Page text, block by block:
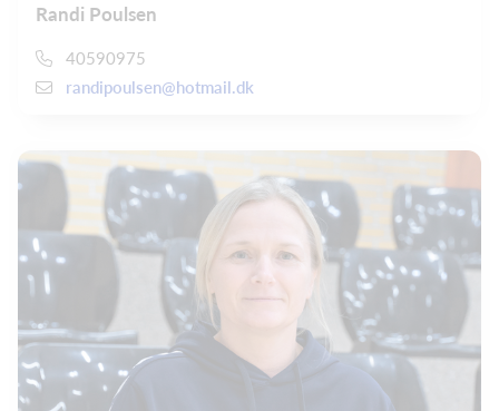
Randi Poulsen
40590975
randipoulsen@hotmail.dk